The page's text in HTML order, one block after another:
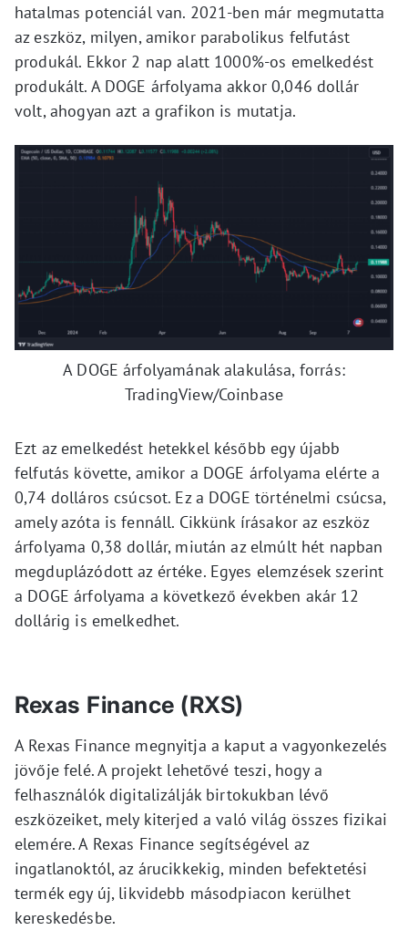
hatalmas potenciál van. 2021-ben már megmutatta
az eszköz, milyen, amikor parabolikus felfutást
produkál. Ekkor 2 nap alatt 1000%-os emelkedést
produkált. A DOGE árfolyama akkor 0,046 dollár
volt, ahogyan azt a grafikon is mutatja.
A DOGE árfolyamának alakulása, forrás:
TradingView/Coinbase
Ezt az emelkedést hetekkel később egy újabb
felfutás követte, amikor a DOGE árfolyama elérte a
0,74 dolláros csúcsot. Ez a DOGE történelmi csúcsa,
amely azóta is fennáll. Cikkünk írásakor az eszköz
árfolyama 0,38 dollár, miután az elmúlt hét napban
megduplázódott az értéke. Egyes elemzések szerint
a DOGE árfolyama a következő években akár 12
dollárig is emelkedhet.
Rexas Finance (RXS)
A Rexas Finance megnyitja a kaput a vagyonkezelés
jövője felé. A projekt lehetővé teszi, hogy a
felhasználók digitalizálják birtokukban lévő
eszközeiket, mely kiterjed a való világ összes fizikai
elemére. A Rexas Finance segítségével az
ingatlanoktól, az árucikkekig, minden befektetési
termék egy új, likvidebb másodpiacon kerülhet
kereskedésbe.